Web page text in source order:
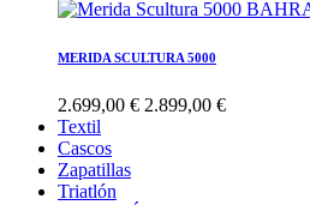
MERIDA SCULTURA 5000
2.699,00 € 2.899,00 €
Textil
Cascos
Zapatillas
Triatlón